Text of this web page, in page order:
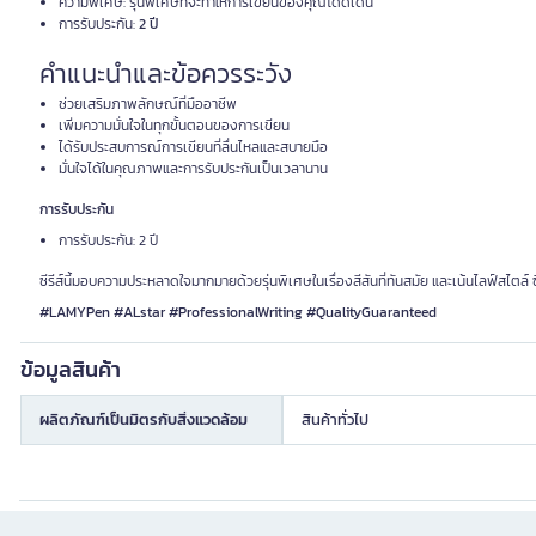
การรับประกัน:2 ปี
คำแนะนำและข้อควรระวัง
ช่วยเสริมภาพลักษณ์ที่มืออาชีพ
เพิ่มความมั่นใจในทุกขั้นตอนของการเขียน
ได้รับประสบการณ์การเขียนที่ลื่นไหลและสบายมือ
มั่นใจได้ในคุณภาพและการรับประกันเป็นเวลานาน
การรับประกัน
การรับประกัน: 2 ปี
ซีรีส์นี้มอบความประหลาดใจมากมายด้วยรุ่นพิเศษในเรื่องสีสันที่ทันสมัย และเน้นไลฟ์สไ
#LAMYPen #ALstar #ProfessionalWriting #QualityGuaranteed
ข้อมูลสินค้า
ผลิตภัณฑ์เป็นมิตรกับสิ่งแวดล้อม สินค้าทั่วไป